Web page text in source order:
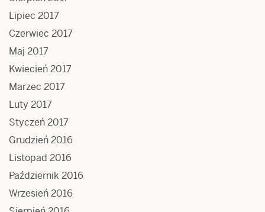
Lipiec 2017
Czerwiec 2017
Maj 2017
Kwiecień 2017
Marzec 2017
Luty 2017
Styczeń 2017
Grudzień 2016
Listopad 2016
Październik 2016
Wrzesień 2016